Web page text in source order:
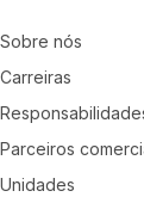
Sobre nós
Carreiras
Parceiros
Unidades